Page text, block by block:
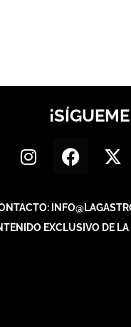
EXCLUSIVO DE